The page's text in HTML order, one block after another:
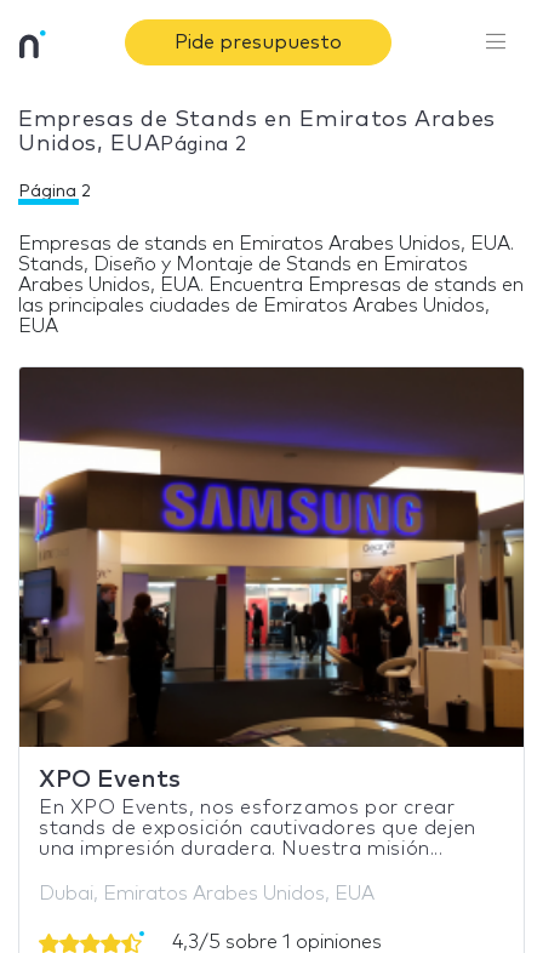
Pide presupuesto
Empresas de Stands en Emiratos Arabes
Unidos, EUAPágina 2
Página 2
Empresas de stands en Emiratos Arabes Unidos, EUA.
Stands, Diseño y Montaje de Stands en Emiratos
Arabes Unidos, EUA. Encuentra Empresas de stands en
las principales ciudades de Emiratos Arabes Unidos,
EUA
XPO Events
En XPO Events, nos esforzamos por crear
stands de exposición cautivadores que dejen
una impresión duradera. Nuestra misión...
Dubai, Emiratos Arabes Unidos, EUA
4,3/5 sobre 1 opiniones